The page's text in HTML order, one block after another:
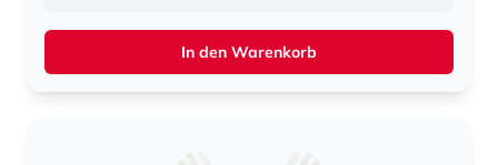
In den Warenkorb